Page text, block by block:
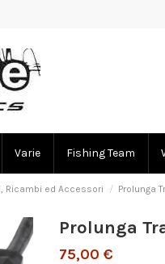
Varie Fishing Team
Ricambi ed Accessori Prolunga
Prolunga
75,00 €